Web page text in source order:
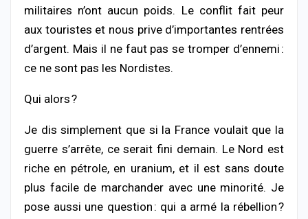
militaires n’ont aucun poids. Le conflit fait peur
aux touristes et nous prive d’importantes rentrées
d’argent. Mais il ne faut pas se tromper d’ennemi :
ce ne sont pas les Nordistes.
Qui alors ?
Je dis simplement que si la France voulait que la
guerre s’arrête, ce serait fini demain. Le Nord est
riche en pétrole, en uranium, et il est sans doute
plus facile de marchander avec une minorité. Je
pose aussi une question : qui a armé la rébellion ?